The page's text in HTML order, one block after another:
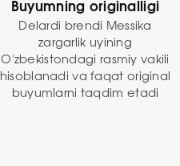
Buyumning originalligi
Delardi brendi Messika
zargarlik uyining
O'zbekistondagi rasmiy vakili
hisoblanadi va faqat original
buyumlarni taqdim etadi